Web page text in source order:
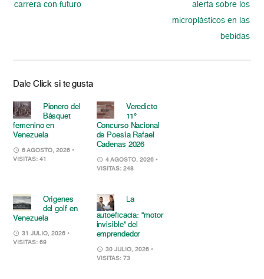
carrera con futuro
alerta sobre los
microplásticos en las
bebidas
Dale Click si te gusta
Pionero del
Básquet
femenino en
Venezuela
6 AGOSTO, 2026 •
VISITAS: 41
Veredicto
11°
Concurso Nacional
de Poesía Rafael
Cadenas 2026
4 AGOSTO, 2026 •
VISITAS: 248
Orígenes
del golf en
Venezuela
31 JULIO, 2026 •
VISITAS: 69
La
autoeficacia: “motor
invisible” del
emprendedor
30 JULIO, 2026 •
VISITAS: 73